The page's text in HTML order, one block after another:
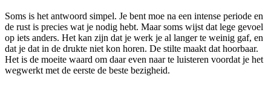
Soms is het antwoord simpel. Je bent moe na een intense periode en
de rust is precies wat je nodig hebt. Maar soms wijst dat lege gevoel
op iets anders. Het kan zijn dat je werk je al langer te weinig gaf, en
dat je dat in de drukte niet kon horen. De stilte maakt dat hoorbaar.
Het is de moeite waard om daar even naar te luisteren voordat je het
wegwerkt met de eerste de beste bezigheid.